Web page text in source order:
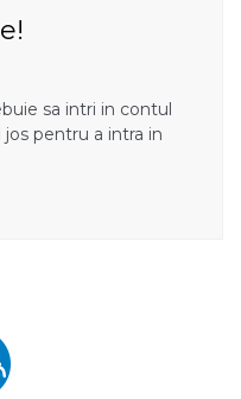
sa intri in contul
pentru a intra in